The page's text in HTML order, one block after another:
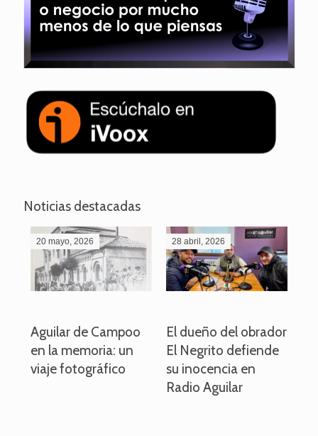
Noticias destacadas
20 mayo, 2026
Aguilar de Campoo
en la memoria: un
viaje fotográfico
28 abril, 2026
El dueño del obrador
El Negrito defiende
su inocencia en
Radio Aguilar